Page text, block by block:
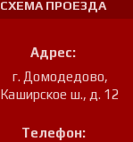
СХЕМА ПРОЕЗДА
Адрес:
г. Домодедово,
Каширское ш., д. 12
Телефон: